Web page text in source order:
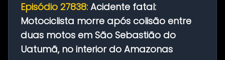
Episódio 27838: Acidente fatal:
Motociclista morre após colisão entre
duas motos em São Sebastião do
Uatumã, no interior do Amazonas